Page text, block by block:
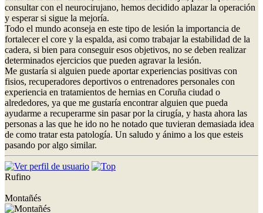
consultar con el neurocirujano, hemos decidido aplazar la operación
y esperar si sigue la mejoría.
Todo el mundo aconseja en este tipo de lesión la importancia de
fortalecer el core y la espalda, asi como trabajar la estabilidad de la
cadera, si bien para conseguir esos objetivos, no se deben realizar
determinados ejercicios que pueden agravar la lesión.
Me gustaría si alguien puede aportar experiencias positivas con
fisios, recuperadores deportivos o entrenadores personales con
experiencia en tratamientos de hernias en Coruña ciudad o
alrededores, ya que me gustaría encontrar alguien que pueda
ayudarme a recuperarme sin pasar por la cirugía, y hasta ahora las
personas a las que he ido no he notado que tuvieran demasiada idea
de como tratar esta patología. Un saludo y ánimo a los que esteis
pasando por algo similar.
Rufino
Montañés